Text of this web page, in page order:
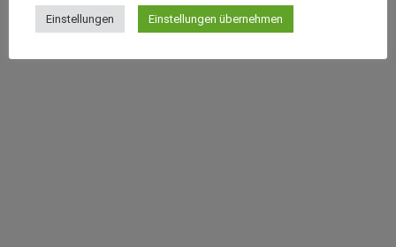
Einstellungen Einstellungen übernehmen